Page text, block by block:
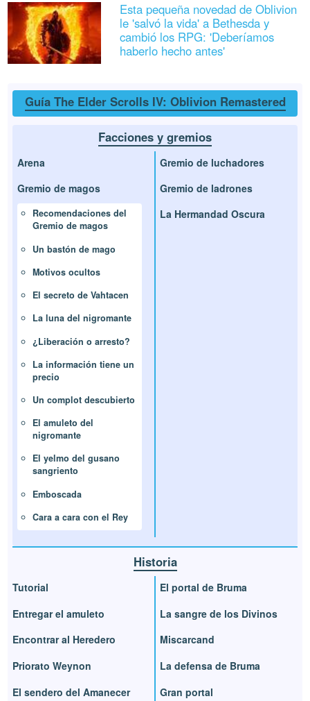
Esta pequeña novedad de Oblivion
le 'salvó la vida' a Bethesda y
cambió los RPG: 'Deberíamos
haberlo hecho antes'
Guía The Elder Scrolls IV: Oblivion Remastered
Facciones y gremios
Arena
Gremio de magos
Recomendaciones del
Gremio de magos
Un bastón de mago
Motivos ocultos
El secreto de Vahtacen
La luna del nigromante
¿Liberación o arresto?
La información tiene un
precio
Un complot descubierto
El amuleto del
nigromante
El yelmo del gusano
sangriento
Emboscada
Cara a cara con el Rey
Gremio de luchadores
Gremio de ladrones
La Hermandad Oscura
Historia
Tutorial
Entregar el amuleto
Encontrar al Heredero
Priorato Weynon
El sendero del Amanecer
El portal de Bruma
La sangre de los Divinos
Miscarcand
La defensa de Bruma
Gran portal